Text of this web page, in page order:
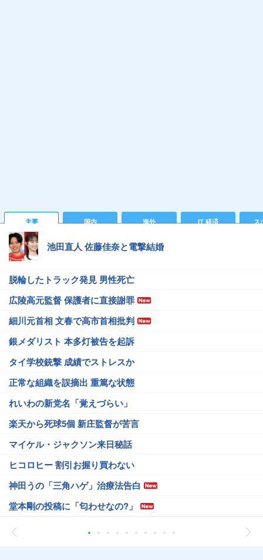
主要 国内 海外 IT 経済 ス
池田直人 佐藤佳奈と電撃結婚
脱輪したトラック発見 男性死亡
広陵高元監督 保護者に直接謝罪
細川元首相 文春で高市首相批判
銀メダリスト 本多灯被告を起訴
タイ学校銃撃 成績でストレスか
正常な組織を誤摘出 重篤な状態
れいわの新党名「覚えづらい」
楽天から死球5個 新庄監督が苦言
マイケル・ジャクソン来日秘話
ヒコロヒー 割引お握り買わない
神田うの「三角ハゲ」治療法告白
堂本剛の投稿に「匂わせなの?」